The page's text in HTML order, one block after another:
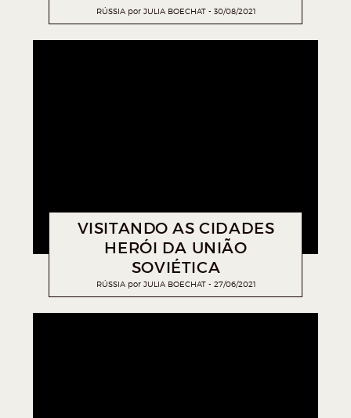
RÚSSIA por JULIA BOECHAT 30/08/2021
VISITANDO AS CIDADES
HERÓI DA UNIÃO
SOVIÉTICA
RÚSSIA por JULIA BOECHAT 27/06/2021